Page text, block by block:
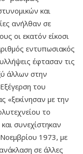
και
ανήλθαν σε
οι εκατόν είκοσι
εντυπωσιακός
έφτασαν τις
άλλων στην
του
«ξεκίνησαν με την
το
συνεχίστηκαν
1973, με
σε άλλες